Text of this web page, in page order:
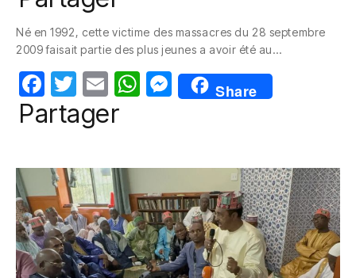
e
b
o
o
itt
er
s
A
p
e
n
g
Né en 1992, cette victime des massacres du 28 septembre
2009 faisait partie des plus jeunes a avoir été au…
F
a
e
b
o
o
k
T
w
itt
er
E
m
W
s
A
p
p
M
e
e
n
g
er
Share
Partager